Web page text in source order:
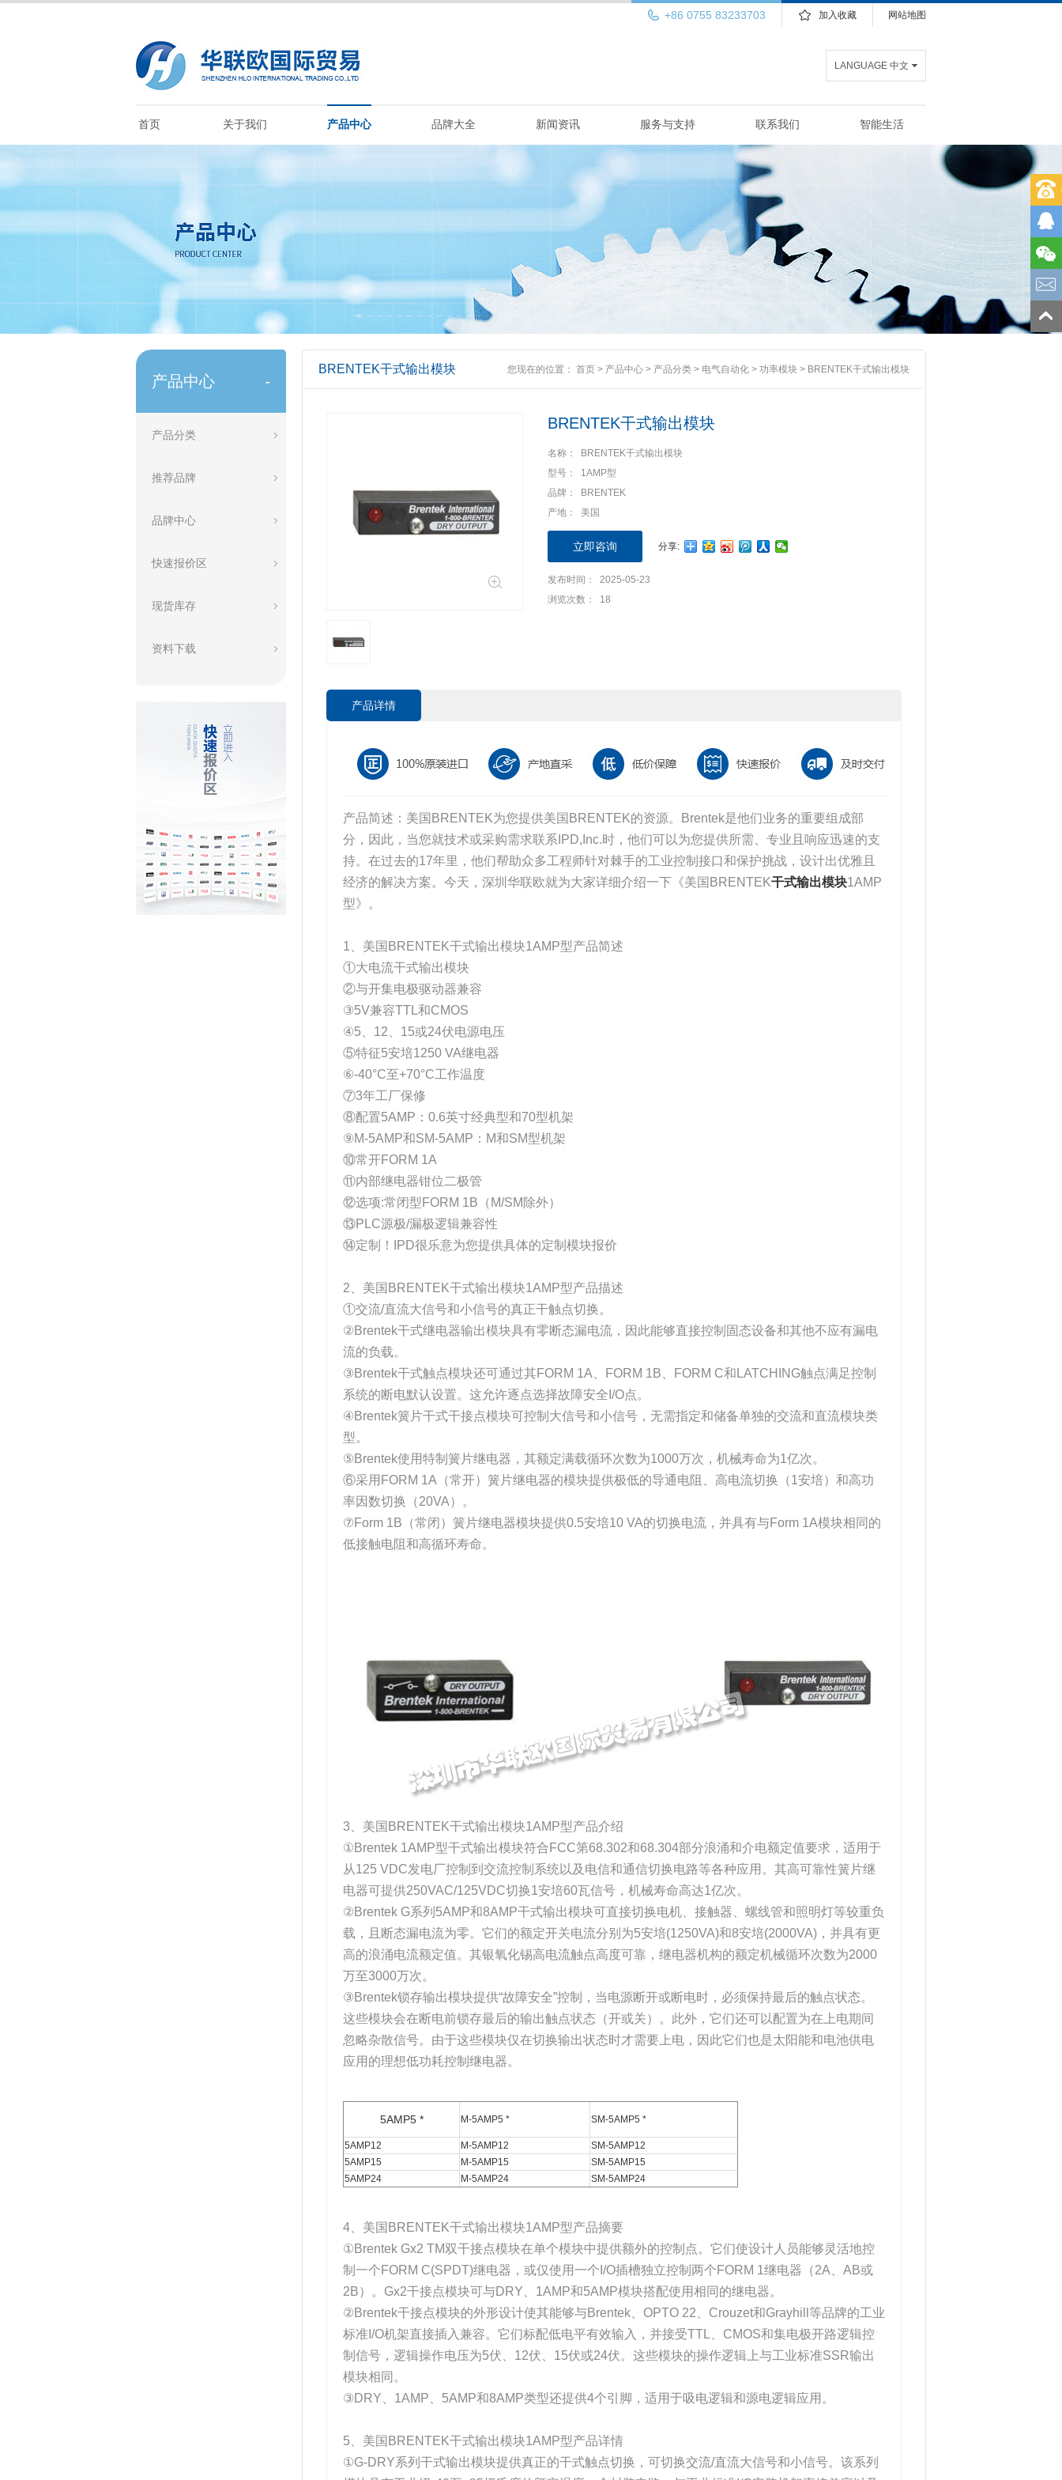
网站地图
加入收藏
+86 0755 83233703
LANGUAGE 中文
首页 关于我们 产品中心 品牌大全 新闻资讯 服务与支持 联系我们 智能生活
产品中心 -
产品分类
推荐品牌
品牌中心
快速报价区
现货库存
资料下载
BRENTEK干式输出模块 您现在的位置： 首页 > 产品中心 > 产品分类 > 电气自动化 > 功率模块 > BRENTEK干式输出模块
BRENTEK干式输出模块
名称： BRENTEK干式输出模块
型号： 1AMP型
品牌： BRENTEK
产地： 美国
立即咨询 分享:
发布时间： 2025-05-23
浏览次数： 18
产品详情
产品简述：美国BRENTEK为您提供美国BRENTEK的资源。Brentek是他们业务的重要组成部
分，因此，当您就技术或采购需求联系IPD,Inc.时，他们可以为您提供所需、专业且响应迅速的支
持。在过去的17年里，他们帮助众多工程师针对棘手的工业控制接口和保护挑战，设计出优雅且
经济的解决方案。今天，深圳华联欧就为大家详细介绍一下《美国BRENTEK干式输出模块1AMP
型》。
1、美国BRENTEK干式输出模块1AMP型产品简述
①大电流干式输出模块
②与开集电极驱动器兼容
③5V兼容TTL和CMOS
④5、12、15或24伏电源电压
⑤特征5安培1250 VA继电器
⑥-40°C至+70°C工作温度
⑦3年工厂保修
⑧配置5AMP：0.6英寸经典型和70型机架
⑨M-5AMP和SM-5AMP：M和SM型机架
⑩常开FORM 1A
⑪内部继电器钳位二极管
⑫选项:常闭型FORM 1B（M/SM除外）
⑬PLC源极/漏极逻辑兼容性
⑭定制！IPD很乐意为您提供具体的定制模块报价
2、美国BRENTEK干式输出模块1AMP型产品描述
①交流/直流大信号和小信号的真正干触点切换。
②Brentek干式继电器输出模块具有零断态漏电流，因此能够直接控制固态设备和其他不应有漏电
流的负载。
③Brentek干式触点模块还可通过其FORM 1A、FORM 1B、FORM C和LATCHING触点满足控制
系统的断电默认设置。这允许逐点选择故障安全I/O点。
④Brentek簧片干式干接点模块可控制大信号和小信号，无需指定和储备单独的交流和直流模块类
型。
⑤Brentek使用特制簧片继电器，其额定满载循环次数为1000万次，机械寿命为1亿次。
⑥采用FORM 1A（常开）簧片继电器的模块提供极低的导通电阻、高电流切换（1安培）和高功
率因数切换（20VA）。
⑦Form 1B（常闭）簧片继电器模块提供0.5安培10 VA的切换电流，并具有与Form 1A模块相同的
低接触电阻和高循环寿命。
3、美国BRENTEK干式输出模块1AMP型产品介绍
①Brentek 1AMP型干式输出模块符合FCC第68.302和68.304部分浪涌和介电额定值要求，适用于
从125 VDC发电厂控制到交流控制系统以及电信和通信切换电路等各种应用。其高可靠性簧片继
电器可提供250VAC/125VDC切换1安培60瓦信号，机械寿命高达1亿次。
②Brentek G系列5AMP和8AMP干式输出模块可直接切换电机、接触器、螺线管和照明灯等较重负
载，且断态漏电流为零。它们的额定开关电流分别为5安培(1250VA)和8安培(2000VA)，并具有更
高的浪涌电流额定值。其银氧化锡高电流触点高度可靠，继电器机构的额定机械循环次数为2000
万至3000万次。
③Brentek锁存输出模块提供“故障安全”控制，当电源断开或断电时，必须保持最后的触点状态。
这些模块会在断电前锁存最后的输出触点状态（开或关）。此外，它们还可以配置为在上电期间
忽略杂散信号。由于这些模块仅在切换输出状态时才需要上电，因此它们也是太阳能和电池供电
应用的理想低功耗控制继电器。
5AMP5 * M-5AMP5 * SM-5AMP5 *
5AMP12 M-5AMP12
SM-5AMP12
5AMP15
M-5AMP15
SM-5AMP15
5AMP24
M-5AMP24 SM-5AMP24
4、美国BRENTEK干式输出模块1AMP型产品摘要
①Brentek Gx2 TM双干接点模块在单个模块中提供额外的控制点。它们使设计人员能够灵活地控
制一个FORM C(SPDT)继电器，或仅使用一个I/O插槽独立控制两个FORM 1继电器（2A、AB或
2B）。Gx2干接点模块可与DRY、1AMP和5AMP模块搭配使用相同的继电器。
②Brentek干接点模块的外形设计使其能够与Brentek、OPTO 22、Crouzet和Grayhill等品牌的工业
标准I/O机架直接插入兼容。它们标配低电平有效输入，并接受TTL、CMOS和集电极开路逻辑控
制信号，逻辑操作电压为5伏、12伏、15伏或24伏。这些模块的操作逻辑上与工业标准SSR输出
模块相同。
③DRY、1AMP、5AMP和8AMP类型还提供4个引脚，适用于吸电逻辑和源电逻辑应用。
5、美国BRENTEK干式输出模块1AMP型产品详情
①G-DRY系列干式输出模块提供真正的干式触点切换，可切换交流/直流大信号和小信号。该系列